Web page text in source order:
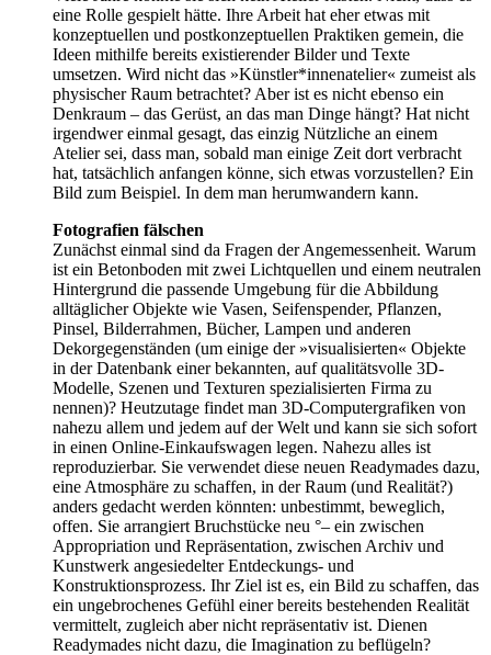
eine Rolle gespielt hätte. Ihre Arbeit hat eher etwas mit
konzeptuellen und postkonzeptuellen Praktiken gemein, die
Ideen mithilfe bereits existierender Bilder und Tex­te
umsetzen. Wird nicht das »Künstler*innenatelier« zumeist als
physischer Raum betrachtet? Aber ist es nicht ebenso ein
Denk­raum – das Gerüst, an das man Dinge hängt? Hat nicht
irgendwer einmal gesagt, das einzig Nützliche an einem
Atelier sei, dass man, sobald man einige Zeit dort verbracht
hat, tatsächlich anfangen kön­ne, sich etwas vorzustellen? Ein
Bild zum Beispiel. In dem man herumwandern kann.
Fotografien fälschen
Zunächst einmal sind da Fragen der Angemessenheit. Warum
ist ein Betonboden mit zwei Lichtquellen und einem neutralen
Hintergrund die passende Umgebung für die Abbildung
alltäglicher Objekte wie Vasen, Seifenspender, Pflanzen,
Pinsel, Bilderrahmen, Bücher, Lampen und anderen
Dekorgegenständen (um einige der »visualisierten« Objekte
in der Datenbank einer bekannten, auf qualitätsvolle 3D-
Modelle, Szenen und Texturen spezialisierten Firma zu
nennen)? Heutzutage findet man 3D-Computergrafiken von
nahe­zu allem und jedem auf der Welt und kann sie sich sofort
in einen Online-Einkaufswagen legen. Nahezu alles ist
reproduzierbar. Sie verwendet diese neuen Readymades dazu,
eine Atmosphäre zu schaffen, in der Raum (und Realität?)
anders gedacht werden könnten: unbestimmt, beweglich,
offen. Sie arrangiert Bruchstücke neu °– ein zwischen
Appropriation und Repräsentation, zwischen Archiv und
Kunstwerk angesiedelter Entdeckungs- und
Konstruktionsprozess. Ihr Ziel ist es, ein Bild zu schaffen, das
ein ungebrochenes Ge­­­fühl einer bereits bestehenden Realität
vermittelt, zugleich aber nicht repräsentativ ist. Dienen
Readymades nicht dazu, die Imagination zu beflügeln?